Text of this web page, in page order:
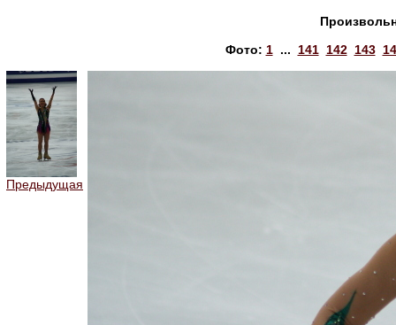
Фото: 1... 141 142 143
Предыдущая